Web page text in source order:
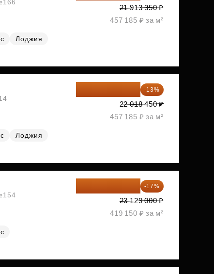
Лоджия
21 913 350 ₽
457 185 ₽ за м²
Лоджия
-13%
22 018 450 ₽
457 185 ₽ за м²
-17%
23 129 000 ₽
419 150 ₽ за м²